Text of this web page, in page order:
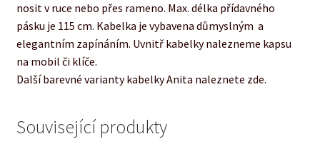
nosit v ruce nebo přes rameno. Max. délka přídavného
pásku je 115 cm. Kabelka je vybavena důmyslným a
elegantním zapínáním. Uvnitř kabelky nalezneme kapsu
na mobil či klíče.
Další barevné varianty kabelky Anita naleznete zde.
Související produkty